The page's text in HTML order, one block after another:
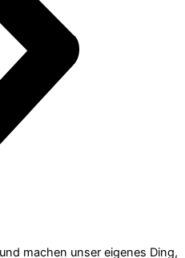
machen unser eigenes Ding,